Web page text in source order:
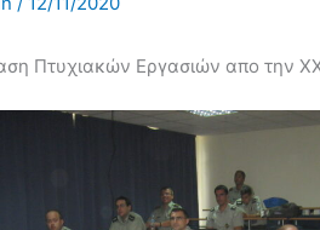
Πτυχιακών Εργασιών απο την